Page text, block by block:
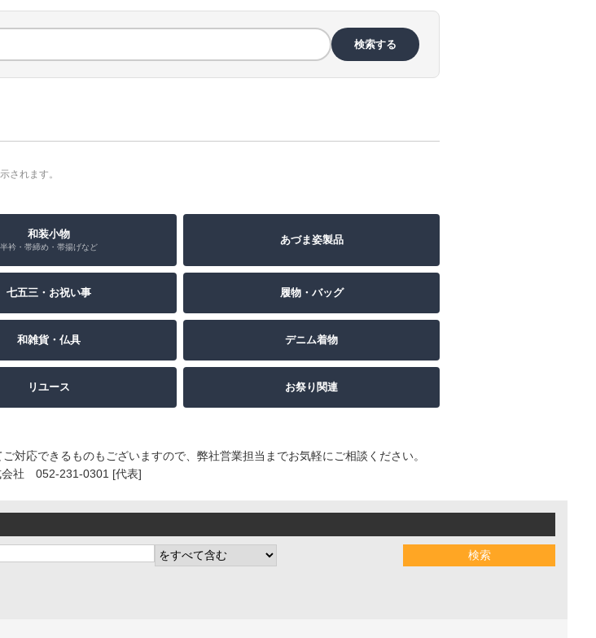
検索する
されます。
和装小物
半衿・帯締め・帯揚げなど
あづま姿製品
七五三・お祝い事 履物・バッグ
和雑貨・仏具 デニム着物
リユース お祭り関連
対応できるものもございますので、弊社営業担当までお気軽にご相談ください。
会社 052-231-0301 [代表]